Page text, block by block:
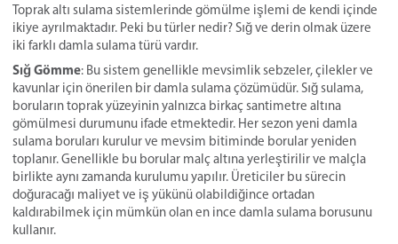
Toprak altı sulama sistemlerinde gömülme işlemi de kendi içinde
ikiye ayrılmaktadır. Peki bu türler nedir? Sığ ve derin olmak üzere
iki farklı damla sulama türü vardır.
Sığ Gömme: Bu sistem genellikle mevsimlik sebzeler, çilekler ve
kavunlar için önerilen bir damla sulama çözümüdür. Sığ sulama,
boruların toprak yüzeyinin yalnızca birkaç santimetre altına
gömülmesi durumunu ifade etmektedir. Her sezon yeni damla
sulama boruları kurulur ve mevsim bitiminde borular yeniden
toplanır. Genellikle bu borular malç altına yerleştirilir ve malçla
birlikte aynı zamanda kurulumu yapılır. Üreticiler bu sürecin
doğuracağı maliyet ve iş yükünü olabildiğince ortadan
kaldırabilmek için mümkün olan en ince damla sulama borusunu
kullanır.